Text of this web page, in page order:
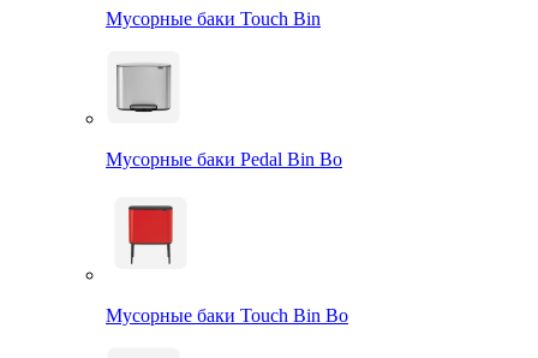
Мусорные баки Touch Bin
Мусорные баки Pedal Bin Bo
Мусорные баки Touch Bin Bo